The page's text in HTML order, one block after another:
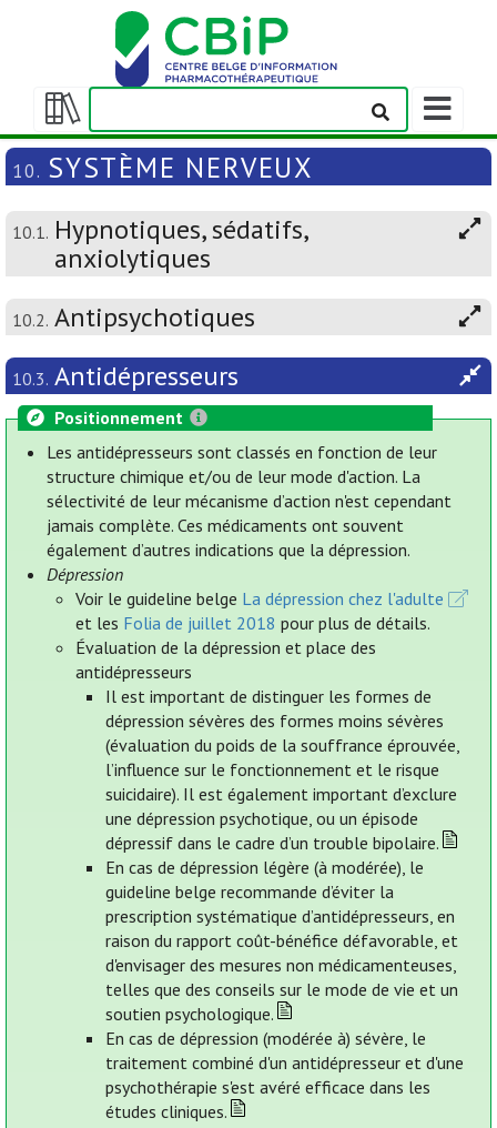
Afficher/masquer
la
table
matières
Afficher/
la
barre
navigation
10. SYSTÈME NERVEUX
10.1. Hypnotiques, sédatifs,
anxiolytiques
10.2. Antipsychotiques
10.3. Antidépresseurs
Positionnement
Les antidépresseurs sont classés en fonction de leur
structure chimique et/ou de leur mode d'action. La
sélectivité de leur mécanisme d’action n'est cependant
jamais complète. Ces médicaments ont souvent
également d’autres indications que la dépression.
Dépression
Voir le guideline belge La dépression chez l'adulte
et les Folia de juillet 2018 pour plus de détails.
Évaluation de la dépression et place des
antidépresseurs
Il est important de distinguer les formes de
dépression sévères des formes moins sévères
(évaluation du poids de la souffrance éprouvée,
l’influence sur le fonctionnement et le risque
suicidaire). Il est également important d’exclure
une dépression psychotique, ou un épisode
dépressif dans le cadre d’un trouble bipolaire.
En cas de dépression légère (à modérée), le
guideline belge recommande d’éviter la
prescription systématique d’antidépresseurs, en
raison du rapport coût-bénéfice défavorable, et
d'envisager des mesures non médicamenteuses,
telles que des conseils sur le mode de vie et un
soutien psychologique.
En cas de dépression (modérée à) sévère, le
traitement combiné d'un antidépresseur et d'une
psychothérapie s'est avéré efficace dans les
études cliniques.